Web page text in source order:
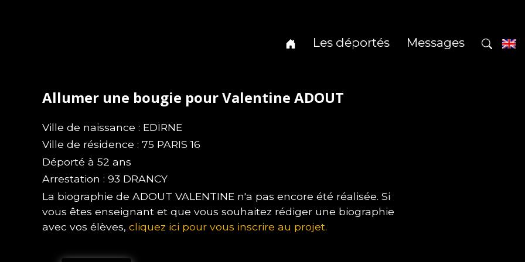
Les déportés Messages
Allumer une bougie pour Valentine ADOUT
Ville de naissance : EDIRNE
Ville de résidence : 75 PARIS 16
Déporté à 52 ans
Arrestation : 93 DRANCY
La biographie de ADOUT VALENTINE n'a pas encore été réalisée. Si
vous êtes enseignant et que vous souhaitez rédiger une biographie
avec vos élèves, cliquez ici pour vous inscrire au projet.